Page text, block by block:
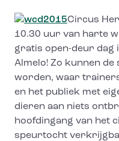
Circus
10.30 uur van harte
gratis open-deur dag
Almelo! Zo kunnen
worden, waar
en het publiek met
dieren aan niets
hoofdingang van het
speurtocht